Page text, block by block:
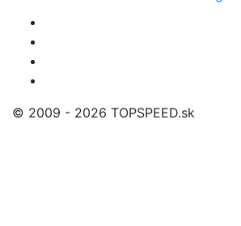
© 2009 - 2026 TOPSPEED.sk